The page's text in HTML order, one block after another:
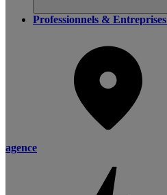
Professionnels & Entreprises
agence